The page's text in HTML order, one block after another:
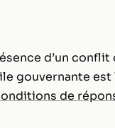
d’un
gouvernante est
de